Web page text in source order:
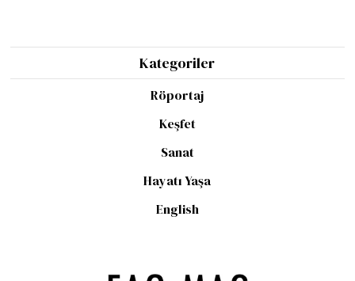
Kategoriler
Röportaj
Keşfet
Sanat
Hayatı Yaşa
English